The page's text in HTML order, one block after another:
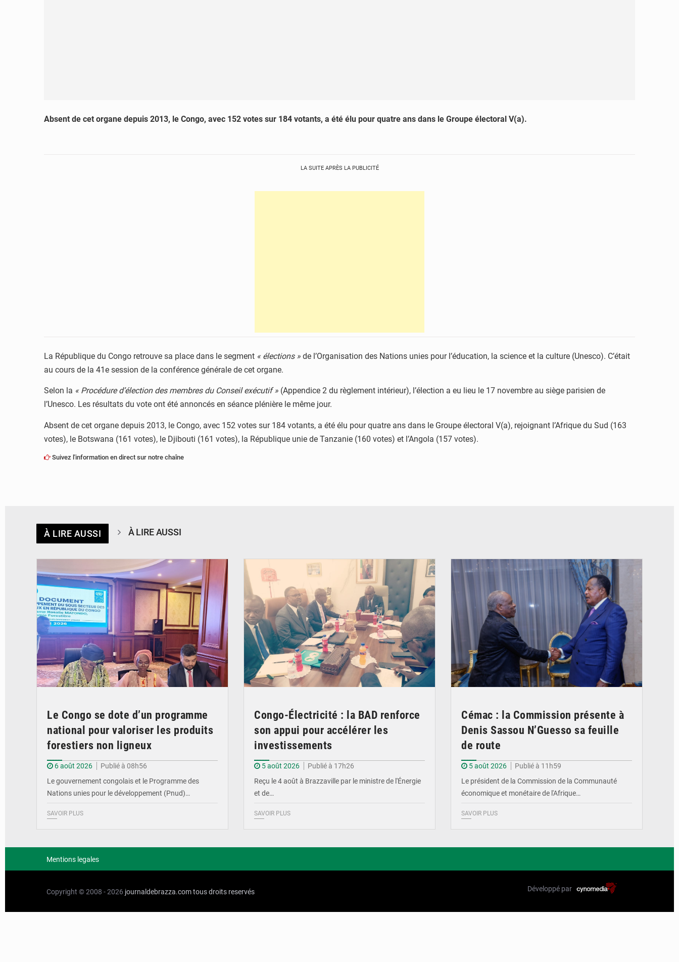
Absent de cet organe depuis 2013, le Congo, avec 152 votes sur 184 votants, a été élu pour quatre ans dans le Groupe électoral V(a).
LA SUITE APRÈS LA PUBLICITÉ
La République du Congo retrouve sa place dans le segment « élections » de l’Organisation des Nations unies pour l’éducation, la science et la culture (Unesco). C’était
au cours de la 41e session de la conférence générale de cet organe.
Selon la « Procédure d’élection des membres du Conseil exécutif » (Appendice 2 du règlement intérieur), l’élection a eu lieu le 17 novembre au siège parisien de
l’Unesco. Les résultats du vote ont été annoncés en séance plénière le même jour.
Absent de cet organe depuis 2013, le Congo, avec 152 votes sur 184 votants, a été élu pour quatre ans dans le Groupe électoral V(a), rejoignant l’Afrique du Sud (163
votes), le Botswana (161 votes), le Djibouti (161 votes), la République unie de Tanzanie (160 votes) et l’Angola (157 votes).
Suivez l'information en direct sur notre chaîne
À LIRE AUSSI À LIRE AUSSI
Le Congo se dote d’un programme
national pour valoriser les produits
forestiers non ligneux
6 août 2026
Publié à 08h56
Le gouvernement congolais et le Programme des
Nations unies pour le développement (Pnud)…
SAVOIR PLUS
Congo-Électricité : la BAD renforce
son appui pour accélérer les
investissements
5 août 2026
Publié à 17h26
Reçu le 4 août à Brazzaville par le ministre de l'Énergie
et de…
SAVOIR PLUS
Cémac : la Commission présente à
Denis Sassou N’Guesso sa feuille
de route
5 août 2026
Publié à 11h59
Le président de la Commission de la Communauté
économique et monétaire de l'Afrique…
SAVOIR PLUS
Mentions legales
Copyright © 2008 - 2026 journaldebrazza.comtous droits reservés Développé par